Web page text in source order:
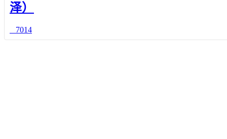
泽）
7014